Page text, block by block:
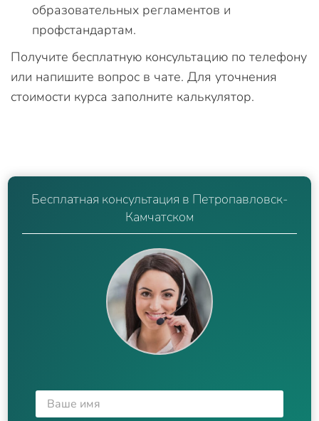
образовательных регламентов и
профстандартам.
Получите бесплатную консультацию по телефону
или напишите вопрос в чате. Для уточнения
стоимости курса заполните калькулятор.
Бесплатная консультация в Петропавловск-
Камчатском